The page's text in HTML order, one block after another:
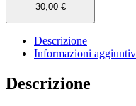
30,00 €
Descrizione
Informazioni
Descrizione